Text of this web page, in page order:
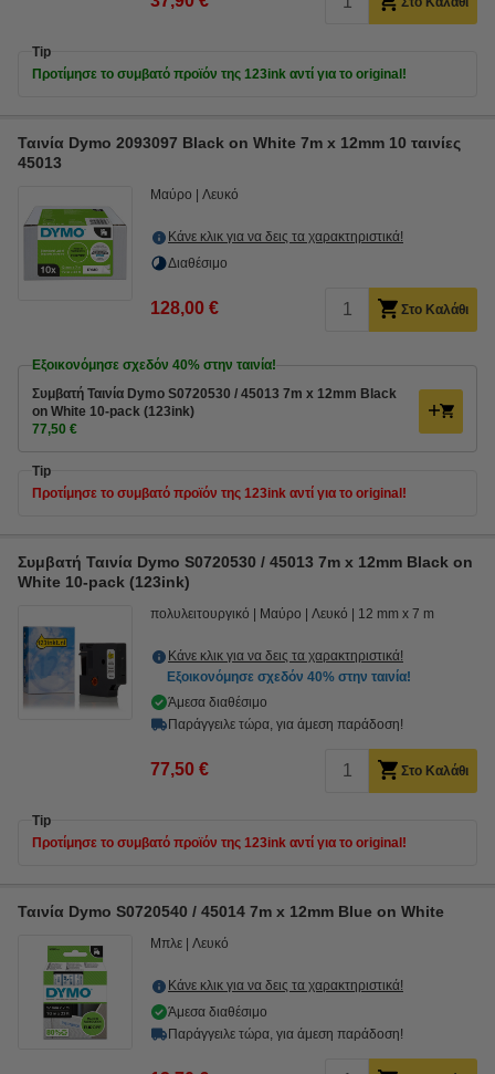
Tip
Προτίμησε το συμβατό προϊόν της 123ink αντί για το original!
Ταινία Dymo 2093097 Black on White 7m x 12mm 10 ταινίες
45013
Μαύρο Λευκό
Κάνε κλικ για να δεις τα χαρακτηριστικά!
Διαθέσιμο
128,00 € Στο Καλάθι
Εξοικονόμησε σχεδόν 40% στην ταινία!
Συμβατή Ταινία Dymo S0720530 / 45013 7m x 12mm Black
on White 10-pack (123ink)
77,50 €
Tip
Προτίμησε το συμβατό προϊόν της 123ink αντί για το original!
Συμβατή Ταινία Dymo S0720530 / 45013 7m x 12mm Black on
White 10-pack (123ink)
πολυλειτουργικό Μαύρο Λευκό 12 mm x 7 m
Κάνε κλικ για να δεις τα χαρακτηριστικά!
Εξοικονόμησε σχεδόν 40% στην ταινία!
Άμεσα διαθέσιμο
Παράγγειλε τώρα, για άμεση παράδοση!
77,50 € Στο Καλάθι
Tip
Προτίμησε το συμβατό προϊόν της 123ink αντί για το original!
Ταινία Dymo S0720540 / 45014 7m x 12mm Blue on White
Μπλε Λευκό
Κάνε κλικ για να δεις τα χαρακτηριστικά!
Άμεσα διαθέσιμο
Παράγγειλε τώρα, για άμεση παράδοση!